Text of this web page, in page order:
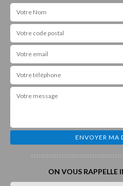
ON VOUS RAPPELLE